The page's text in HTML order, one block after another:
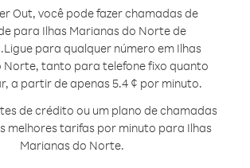
Out, você pode fazer chamadas de
para Ilhas Marianas do Norte de
Ligue para qualquer número em Ilhas
Norte, tanto para telefone fixo quanto
a partir de apenas 5.4 ¢ por minuto.
de crédito ou um plano de chamadas
melhores tarifas por minuto para Ilhas
Marianas do Norte.